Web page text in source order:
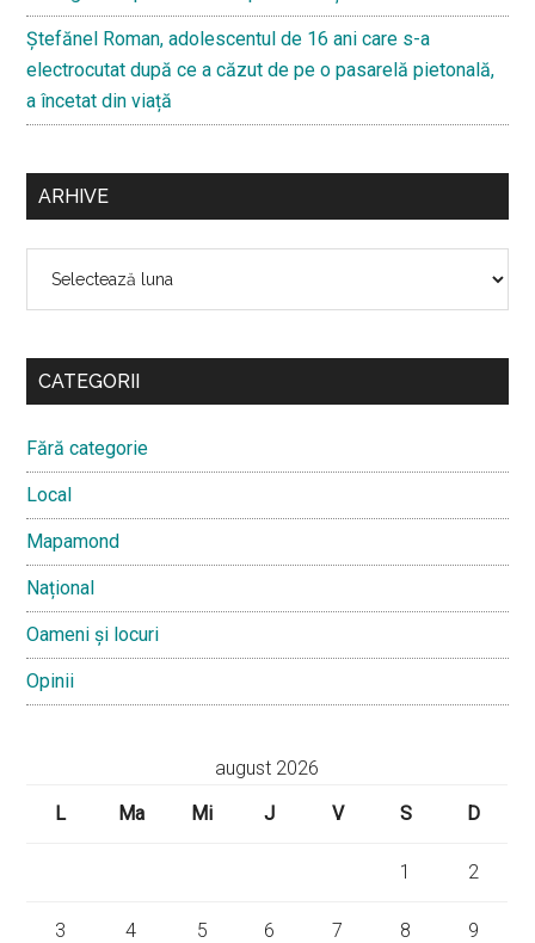
Ştefănel Roman, adolescentul de 16 ani care s-a
electrocutat după ce a căzut de pe o pasarelă pietonală,
a încetat din viață
ARHIVE
CATEGORII
Fără categorie
Local
Mapamond
Național
Oameni și locuri
Opinii
august 2026
L
Ma Mi J V S D
1 2
3 4 5 6 7 8 9